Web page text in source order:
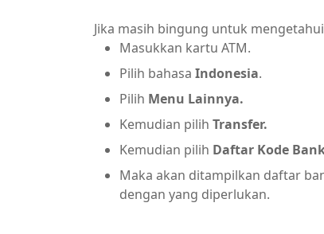
Jika masih bingung untuk
Masukkan kartu ATM.
Pilih bahasa Indonesia.
Pilih Menu Lainnya.
Kemudian pilih Transfer.
Kemudian pilih Daftar Kode
Maka akan ditampilkan daftar
dengan yang diperlukan.